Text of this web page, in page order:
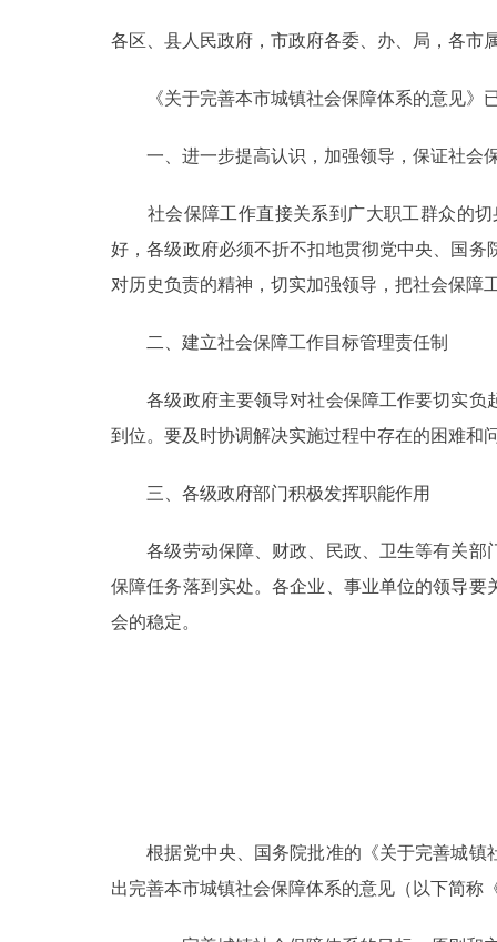
政策兑现
决策公开
个人服务
便民服务
中介服务
走进北京
DEUTSCH
各区、县人民政府，市政府各委、办、局，各市
《关于完善本市城镇社会保障体系的意见》已
一、进一步提高认识，加强领导，保证社会
社会保障工作直接关系到广大职工群众的切
好，各级政府必须不折不扣地贯彻党中央、国
对历史负责的精神，切实加强领导，把社会保障
二、建立社会保障工作目标管理责任制
各级政府主要领导对社会保障工作要切实负
到位。要及时协调解决实施过程中存在的困难和
三、各级政府部门积极发挥职能作用
各级劳动保障、财政、民政、卫生等有关部
保障任务落到实处。各企业、事业单位的领导
会的稳定。
根据党中央、国务院批准的《关于完善城镇
出完善本市城镇社会保障体系的意见（以下简称